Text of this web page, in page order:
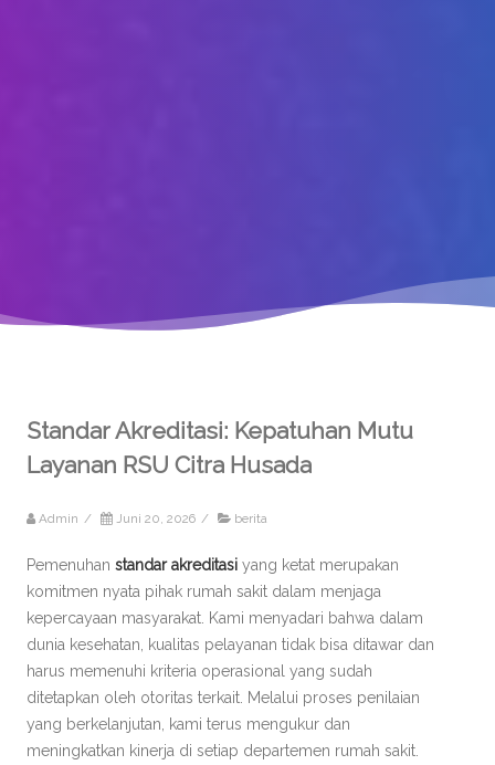
Standar Akreditasi: Kepatuhan Mutu
Layanan RSU Citra Husada
Admin / Juni 20, 2026 / berita
Pemenuhan standar akreditasi yang ketat merupakan
komitmen nyata pihak rumah sakit dalam menjaga
kepercayaan masyarakat. Kami menyadari bahwa dalam
dunia kesehatan, kualitas pelayanan tidak bisa ditawar dan
harus memenuhi kriteria operasional yang sudah
ditetapkan oleh otoritas terkait. Melalui proses penilaian
yang berkelanjutan, kami terus mengukur dan
meningkatkan kinerja di setiap departemen rumah sakit.